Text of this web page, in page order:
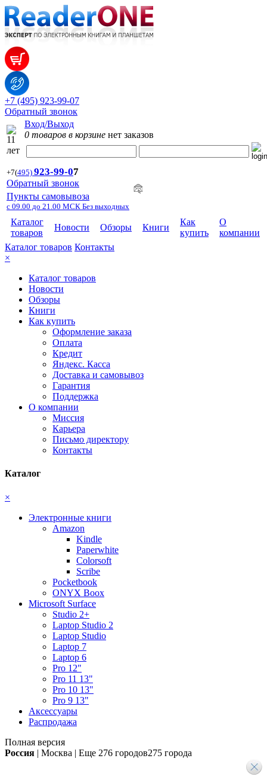
+7 (495) 923-99-07
Обратный звонок
Вход/Выход
0 товаров в корзине нет заказов
+7(495) 923-99-07
Обратный звонок
Пункты самовывоза
с 09.00 до 21.00 МСК Без выходных
Каталог
товаров
Новости Обзоры Книги
Как
купить
О
компании
Каталог товаров Контакты
×
Каталог товаров
Новости
Обзоры
Книги
Как купить
Оформление заказа
Оплата
Кредит
Яндекс. Касса
Доставка и самовывоз
Гарантия
Поддержка
О компании
Миссия
Карьера
Письмо директору
Контакты
Каталог
×
Электронные книги
Amazon
Kindle
Paperwhite
Colorsoft
Scribe
Pocketbook
ONYX Boox
Microsoft Surface
Studio 2+
Laptop Studio 2
Laptop Studio
Laptop 7
Laptop 6
Pro 12"
Pro 11 13"
Pro 10 13"
Pro 9 13"
Аксессуары
Распродажа
Полная версия
Россия | Москва | Еще 276 городов275 города